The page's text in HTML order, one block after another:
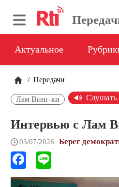
Актуальное
/ Передачи
Лам Винг-ки Слушать
Интервью с Лам
03/07/2026 Берег